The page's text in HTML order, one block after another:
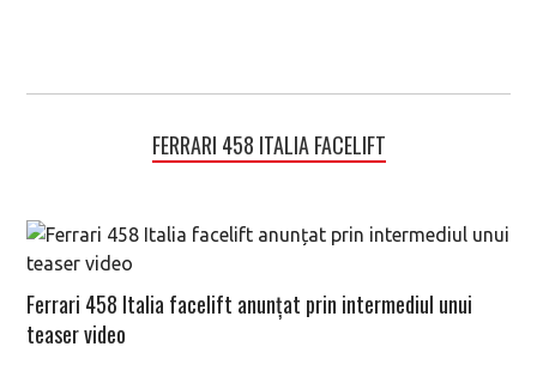
FERRARI 458 ITALIA FACELIFT
Ferrari 458 Italia facelift anunțat prin intermediul unui
teaser video